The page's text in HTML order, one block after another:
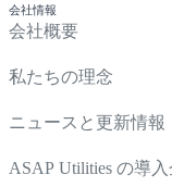
会社情報
会社概要
私たちの理念
ニュースと更新情報
ASAP Utilities の導